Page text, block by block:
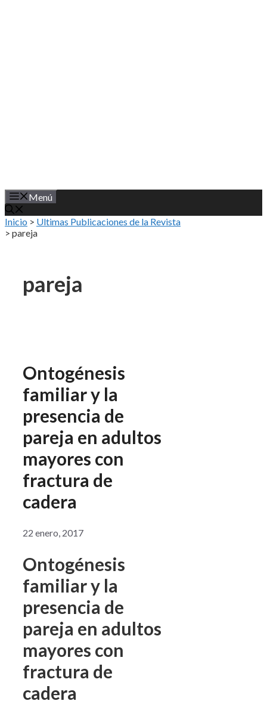
Menú
Inicio > Ultimas Publicaciones de la Revista
> pareja
pareja
Ontogénesis
familiar y la
presencia de
pareja en adultos
mayores con
fractura de
cadera
22 enero, 2017
Ontogénesis
familiary la
presencia de
pareja en adultos
mayores con
fractura de
cadera